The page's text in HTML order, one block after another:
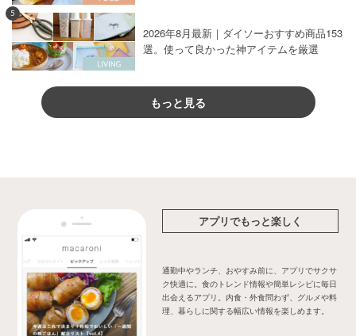
5
2026年8月最新｜ダイソーおすすめ商品153
選。使って良かった神アイテムを厳選
もっと見る
アプリでもっと楽しく
通勤中やランチ、おやすみ前に、アプリでサクサ
ク快適に。食のトレンド情報や簡単レシピに毎日
出会えるアプリ。内食・外食問わず、グルメや料
理、暮らしに関する幅広い情報を楽しめます。